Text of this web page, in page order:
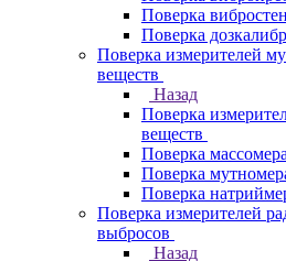
Поверка
Поверка
Поверка измерителей
веществ
Назад
Поверка
веществ
Поверка массомера
Поверка
Поверка
Поверка измерителей
выбросов
Назад